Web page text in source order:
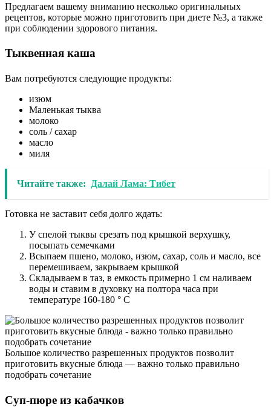
Предлагаем вашему вниманию несколько оригинальных
рецептов, которые можно приготовить при диете №3, а также
при соблюдении здорового питания.
Тыквенная каша
Вам потребуются следующие продукты:
изюм
Маленькая тыква
молоко
соль / сахар
масло
миля
Читайте также: Далай Лама: Тибет
Готовка не заставит себя долго ждать:
У спелой тыквы срезать под крышкой верхушку,
посыпать семечками
Всыпаем пшено, молоко, изюм, сахар, соль и масло, все
перемешиваем, закрываем крышкой
Складываем в таз, в емкость примерно 1 см наливаем
воды и ставим в духовку на полтора часа при
температуре 160-180 ° С
Большое количество разрешенных продуктов позволит
приготовить вкусные блюда — важно только правильно
подобрать сочетание
Суп-пюре из кабачков